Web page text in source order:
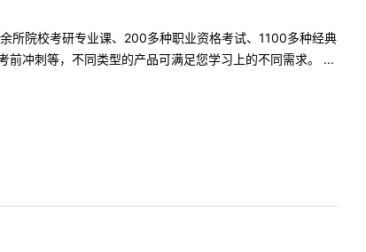
所院校考研专业课、200多种职业资格考试、1100多种经典
冲刺等，不同类型的产品可满足您学习上的不同需求。 ...